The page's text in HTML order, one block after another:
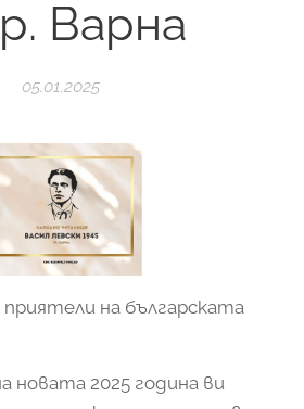
Варна
05.01.2025
на българската
новата 2025 година ви